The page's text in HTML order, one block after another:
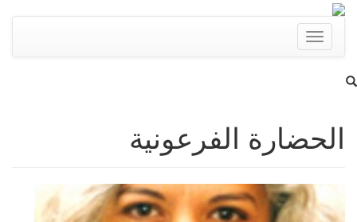
Toggle
navigation
الحضارة الفرعونية